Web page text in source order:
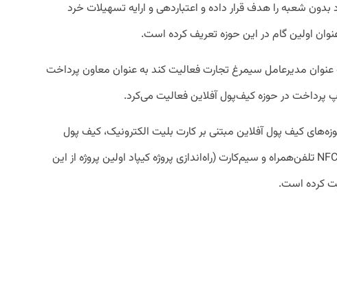
شعبه را هدف قرار داده و اعتباردهی و ارایه تسهیلات خرد
اولین گام در این حوزه تعریف کرده است.
عنوان مدیرعامل سیمرغ تجارت فعالیت کند به عنوان معاون پرداخت
کیف پول آفلاین مبتنی بر کارت بلیت الکترونیک، کیف پول
آفلاین مبتنی بر فناوری NFC تلفن‌همراه و سیم‌کارت (راه‌اندازی پروژه کیپاد اولین پروژه از این
کرده است.